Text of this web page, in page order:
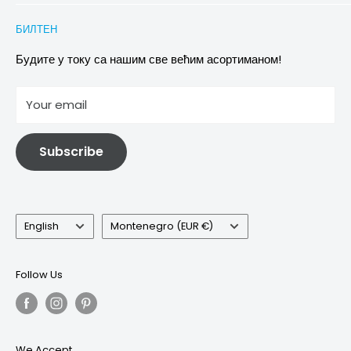
Images & references
Политика отказивања
Услови
Информације о електричној и електронској опреми
БИЛТЕН
Будите у току са нашим све већим асортиманом!
Your email
Subscribe
Language
English Country/region
Montenegro (EUR €)
Follow Us